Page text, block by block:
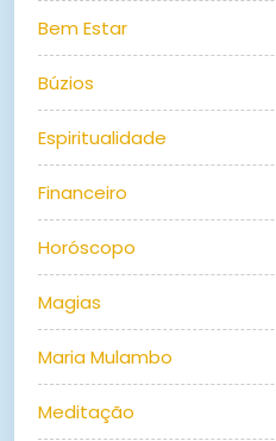
Bem Estar
Búzios
Espiritualidade
Financeiro
Horóscopo
Magias
Maria Mulambo
Meditação